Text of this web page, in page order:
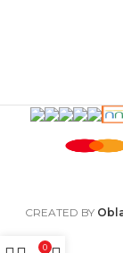
CREATED BY
0